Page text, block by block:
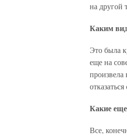
на другой
Каким
Это была
еще на
произвела
Какие
Все,